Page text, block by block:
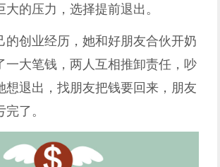
大的压力，选择提前退出。
的创业经历，她和好朋友合伙开奶
一大笔钱，两人互相推卸责任，吵
想退出，找朋友把钱要回来，朋友
了。